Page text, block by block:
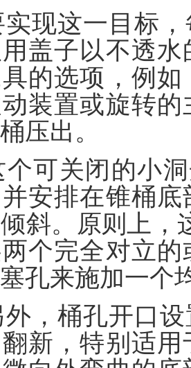
实现这一目标
盖子以不透
的选项，例
装置或旋转
压出。
个可关闭的小
安排在锥桶
斜。原则上，
个完全对立
孔来施加一个
外，桶孔开口
新，特别适